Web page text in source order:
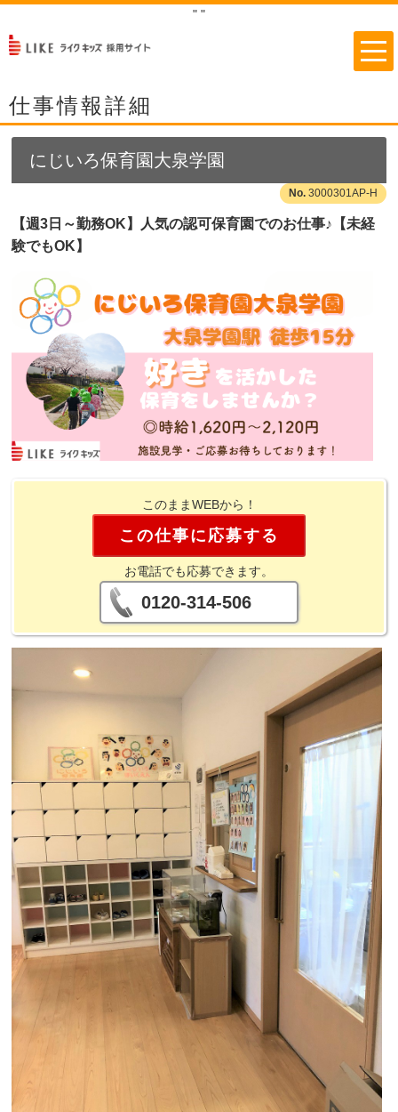
" "
仕事情報詳細
にじいろ保育園大泉学園
3000301AP-H
【週3日～勤務OK】人気の認可保育園でのお仕事♪【未経
験でもOK】
このままWEBから！
この仕事に応募する
お電話でも応募できます。
0120-314-506